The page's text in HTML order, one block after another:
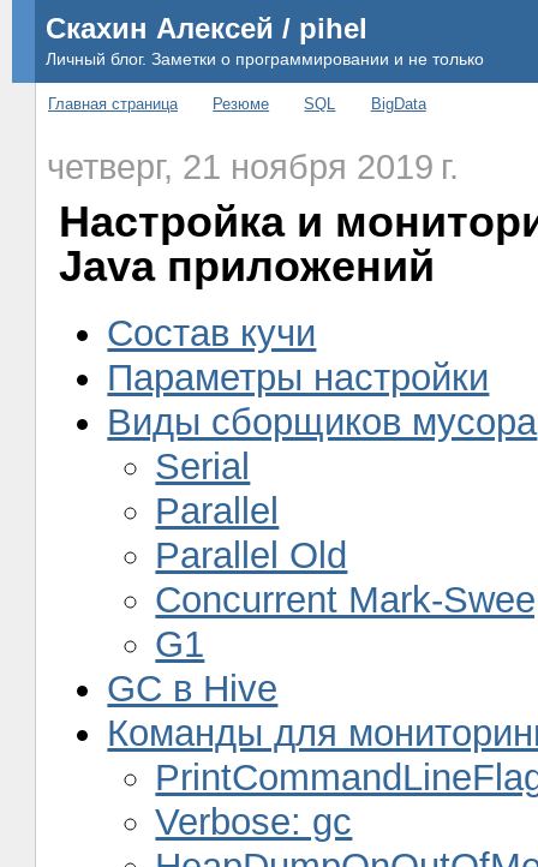
Скахин Алексей / pihel
Личный блог. Заметки о программировании и не только
Главная страница Резюме SQL BigData
четверг, 21 ноября 2019 г.
Настройка и
Java приложений
Состав кучи
Параметры настройки
Виды сборщиков мусора
Serial
Parallel
Parallel Old
Concurrent Mark-
G1
GC в Hive
Команды для
Verbose: gc